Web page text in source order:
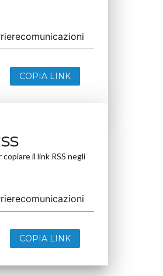
COPIA LINK
il link RSS negli
COPIA LINK